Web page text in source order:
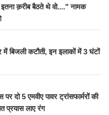
क़रीब बैठते थे वो...." नामक
बिजली कटौती, इन इलाकों में 3 घंटों
5 एमवीए पावर ट्रांसफार्मरों की
प्रयास लाए रंग